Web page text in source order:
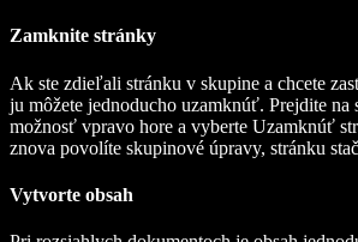
Zamknite stránky
Ak ste zdieľali stránku v skupine a chcete
ju môžete jednoducho uzamknúť. Prejdite na
možnosť vpravo hore a vyberte Uzamknúť
znova povolíte skupinové úpravy, stránku
Vytvorte obsah